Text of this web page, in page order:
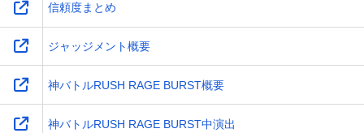
信頼度まとめ
ジャッジメント概要
神バトルRUSH RAGE BURST概要
神バトルRUSH RAGE BURST中演出